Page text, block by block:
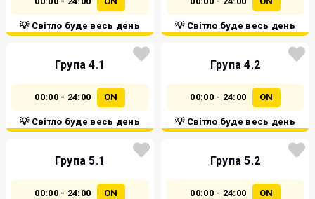
💡 Світло буде весь день 💡 Світло буде весь день
Група 4.1
00:00 - 24:00 ON
💡 Світло буде весь день
Група 4.2
00:00 - 24:00 ON
💡 Світло буде весь день
Група 5.1
00:00 - 24:00 ON
Група 5.2
00:00 - 24:00 ON